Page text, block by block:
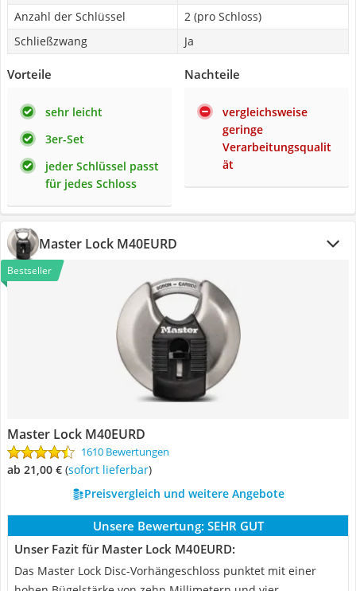
Anzahl der Schlüssel
2 (pro Schloss)
Schließzwang
Ja
Vorteile
sehr leicht
3er-Set
jeder Schlüssel passt
für jedes Schloss
Nachteile
vergleichsweise
geringe
Verarbeitungsqualit
ät
Master Lock M40EURD
Bestseller
Master Lock M40EURD
1610 Bewertungen
ab 21,00 € ( Sofort lieferbar)
Preisvergleich und weitere Angebote
Unsere Bewertung: SEHR GUT
Unser Fazit für Master Lock M40EURD:
Das Master Lock Disc-Vorhängeschloss punktet mit einer